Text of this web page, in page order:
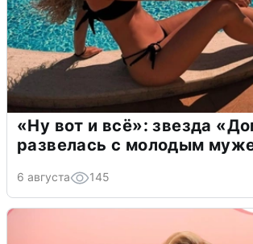
«Ну вот и всё»: звезда
развелась с молодым
6 августа 145